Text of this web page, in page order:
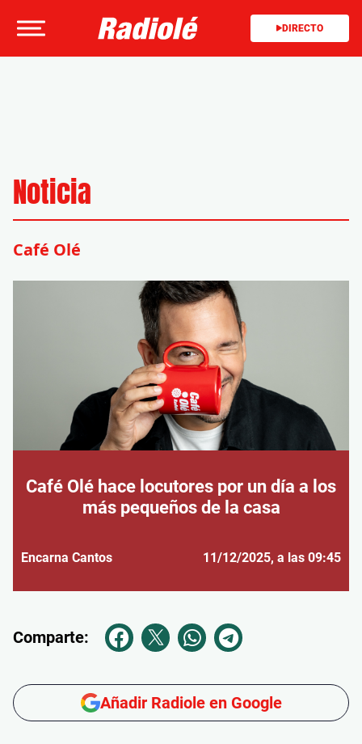
DIRECTO
Noticia
Café Olé
Café Olé hace locutores por un día a los
más pequeños de la casa
Encarna Cantos 11/12/2025, a las 09:45
Comparte:
Añadir Radiole en Google